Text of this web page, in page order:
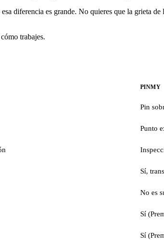
diferencia es grande. No quieres que la grieta
trabajes.
PINMY
Pin
Punto
Sí,
No es
Sí
Sí